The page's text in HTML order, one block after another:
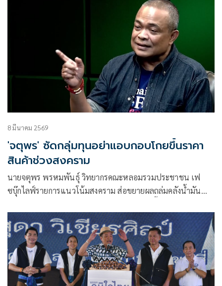
8 มีนาคม 2569
'จตุพร' ซัดกลุ่มทุนอย่าแอบกอบโกยขึ้นราคา
สินค้าช่วงสงคราม
นายจตุพร พรหมพันธุ์ วิทยากรคณะหลอมรวมประชาชน เฟ
ซบุ๊กไลฟ์รายการแนวโน้มสงคราม ส่อขยายผลถล่มคลังน้ำมัน